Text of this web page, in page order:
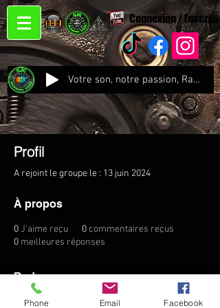
Connexion /
Votre son, notre passion, Radio CJC Recording Studio , là où chaque note prend vie !
Profil
A rejoint le groupe le : 13 juin 2024
À propos
0J'aime reçu 0commentaires reçus
0 meilleures réponses
Badges
Phone Email Facebook